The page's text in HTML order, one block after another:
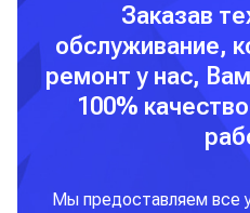
Заказав
обслуживание,
ремонт у нас,
100%
Мы предоставляем все